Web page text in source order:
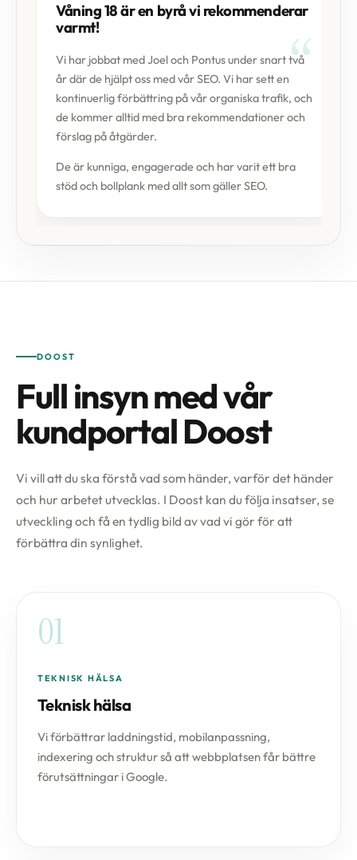
Våning 18 är en byrå vi rekommenderar
varmt!
Vi har jobbat med Joel och Pontus under snart två
år där de hjälpt oss med vår SEO. Vi har sett en
kontinuerlig förbättring på vår organiska trafik, och
de kommer alltid med bra rekommendationer och
förslag på åtgärder.
De är kunniga, engagerade och har varit ett bra
stöd och bollplank med allt som gäller SEO.
DOOST
Full insyn med vår
kundportal Doost
Vi vill att du ska förstå vad som händer, varför det händer
och hur arbetet utvecklas. I Doost kan du följa insatser, se
utveckling och få en tydlig bild av vad vi gör för att
förbättra din synlighet.
01
TEKNISK HÄLSA
Teknisk hälsa
Vi förbättrar laddningstid, mobilanpassning,
indexering och struktur så att webbplatsen får bättre
förutsättningar i Google.